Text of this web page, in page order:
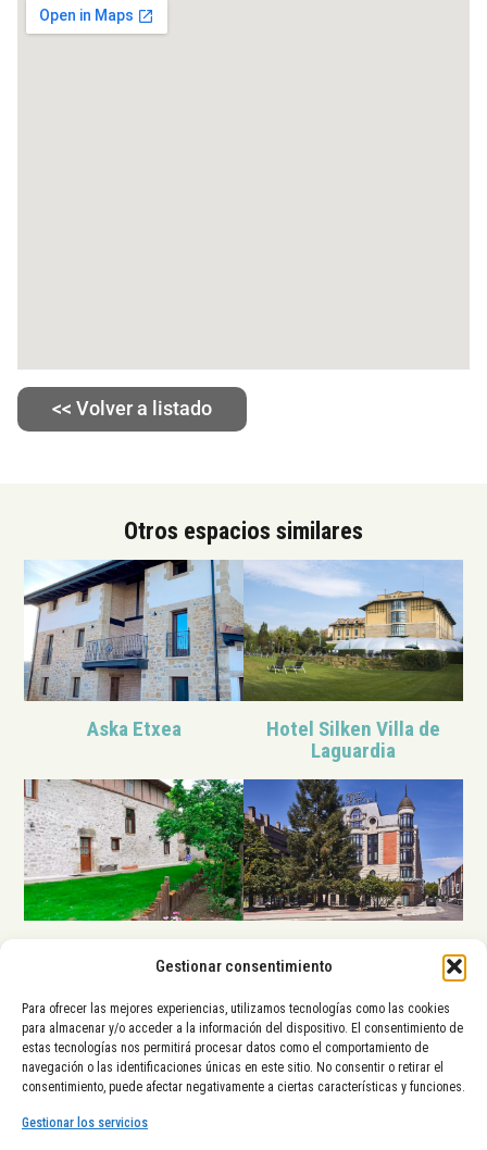
Gestionar consentimiento
Para ofrecer las mejores experiencias, utilizamos tecnologías como las cookies
para almacenar y/o acceder a la información del dispositivo. El consentimiento de
estas tecnologías nos permitirá procesar datos como el comportamiento de
navegación o las identificaciones únicas en este sitio. No consentir o retirar el
consentimiento, puede afectar negativamente a ciertas características y funciones.
Gestionar los servicios
<< Volver a listado
Otros espacios similares
Aska Etxea
Hotel Silken Villa de
Laguardia
Hotel Silken Ciudad de
Vitoria
La Diputación Foral de Álava,
el Ayuntamiento de Vitoria-
Gasteiz y el Gobierno Vasco
tienen el placer de presentarte